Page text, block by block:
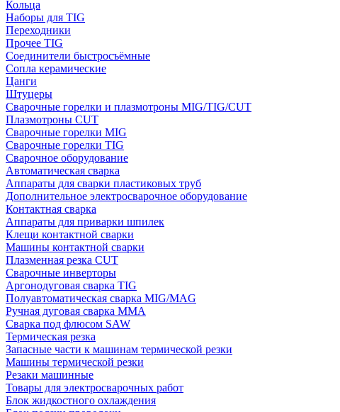
Кольца
Наборы для TIG
Переходники
Прочее TIG
Соединители быстросъёмные
Сопла керамические
Цанги
Штуцеры
Сварочные горелки и плазмотроны MIG/TIG/CUT
Плазмотроны CUT
Сварочные горелки MIG
Сварочные горелки TIG
Сварочное оборудование
Автоматическая сварка
Аппараты для сварки пластиковых труб
Дополнительное электросварочное оборудование
Контактная сварка
Аппараты для приварки шпилек
Клещи контактной сварки
Машины контактной сварки
Плазменная резка CUT
Сварочные инверторы
Аргонодуговая сварка TIG
Полуавтоматическая сварка MIG/MAG
Ручная дуговая сварка MMA
Сварка под флюсом SAW
Термическая резка
Запасные части к машинам термической резки
Машины термической резки
Резаки машинные
Товары для электросварочных работ
Блок жидкостного охлаждения